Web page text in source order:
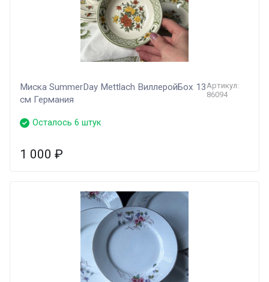
Миска SummerDay Mettlach ВиллеройБох 13
см Германия
Артикул:
86094
Осталось 6 штук
1 000 ₽